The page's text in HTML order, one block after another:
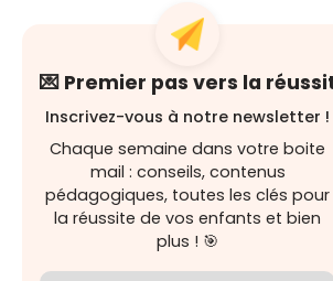
💌 Premier pas vers la
Inscrivez-vous à notre newsletter !
Chaque semaine dans votre boite
mail : conseils, contenus
pédagogiques, toutes les clés pour
la réussite de vos enfants et bien
plus ! 🎯